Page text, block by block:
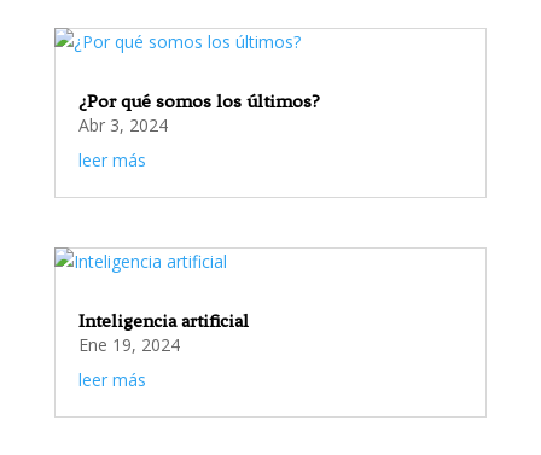
¿Por qué somos los últimos?
Abr 3, 2024
leer más
Inteligencia artificial
Ene 19, 2024
leer más